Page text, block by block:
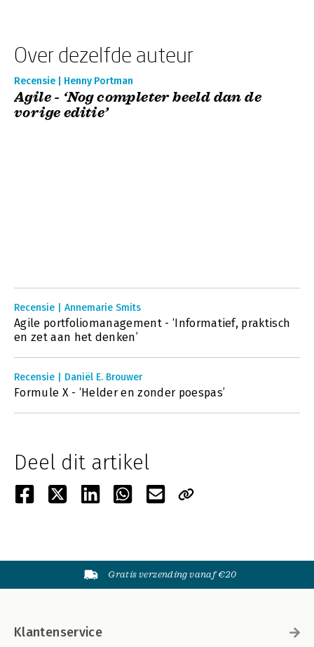
Over dezelfde auteur
Recensie | Henny Portman
Agile - ‘Nog completer beeld dan de
vorige editie’
Recensie | Annemarie Smits
Agile portfoliomanagement - ‘Informatief, praktisch
en zet aan het denken’
Recensie | Daniël E. Brouwer
Formule X - ‘Helder en zonder poespas’
Deel dit artikel
Gratis verzending vanaf €20
Klantenservice